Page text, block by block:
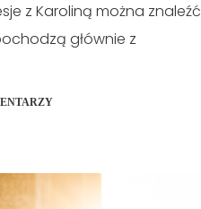
z Karoliną można znaleźć
głównie z